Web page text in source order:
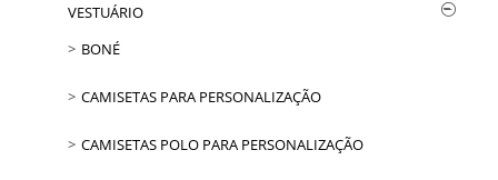
VESTUÁRIO
BONÉ
CAMISETAS PARA PERSONALIZAÇÃO
CAMISETAS POLO PARA PERSONALIZAÇÃO